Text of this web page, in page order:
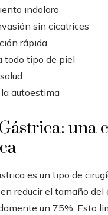
indoloro
sin cicatrices
rápida
todo tipo de piel
autoestima
una
es un tipo de
reducir el tamaño del
un 75%. Esto